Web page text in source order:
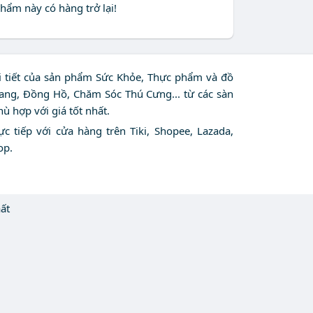
này có hàng trở lại!
của sản phẩm Sức Khỏe, Thực phẩm và đồ
Đồng Hồ, Chăm Sóc Thú Cưng... từ các sàn
hợp với giá tốt nhất.
tiếp với cửa hàng trên Tiki, Shopee, Lazada,